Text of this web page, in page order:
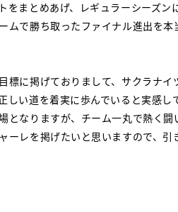
まとめあげ、レギュラーシーズン
ムで勝ち取ったファイナル進出を本
標に掲げておりまして、サクラナイ
しい道を着実に歩んでいると実感し
となりますが、チーム一丸で熱く闘
レを掲げたいと思いますので、引